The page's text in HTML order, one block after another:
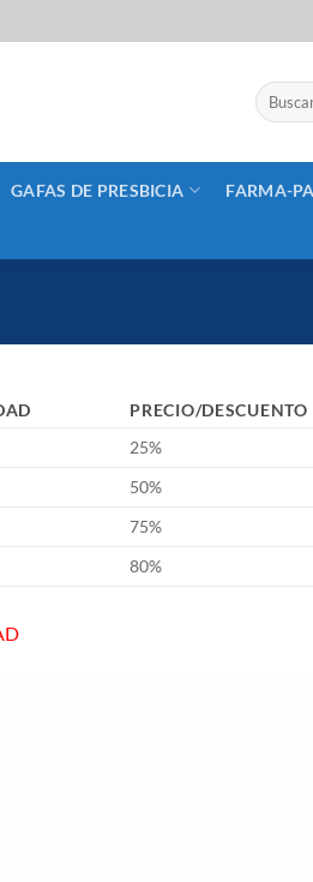
Buscar
por:
GAFAS DE PRESBICIA FARMA-
PRECIO/DESCUENTO
25%
50%
75%
80%